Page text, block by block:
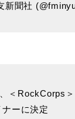
新聞社
＜RockCorps
ーに決定